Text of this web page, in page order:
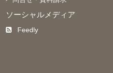
ソーシャルメディア
Feedly